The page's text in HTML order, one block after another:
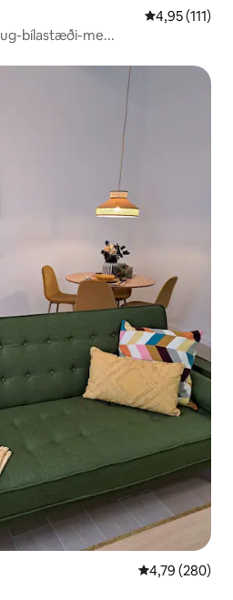
4,95 af 5 í
4,95 (111)
bílastæði-me...
4,79 af 5 í
4,79 (280)